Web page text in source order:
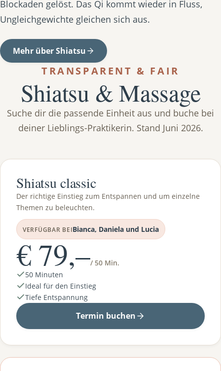
Blockaden gelöst. Das Qi kommt wieder in Fluss,
Ungleichgewichte gleichen sich aus.
Mehr über Shiatsu
TRANSPARENT & FAIR
Shiatsu & Massage
Suche dir die passende Einheit aus und buche bei
deiner Lieblings-Praktikerin. Stand Juni 2026.
Shiatsu classic
Der richtige Einstieg zum Entspannen und um einzelne
Themen zu beleuchten.
VERFÜGBAR BEIBianca, Daniela und Lucia
€ 79,–/ 50 Min.
50 Minuten
Ideal für den Einstieg
Tiefe Entspannung
Termin buchen